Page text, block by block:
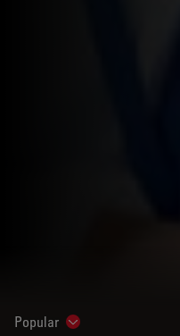
Popular Show subnavigation